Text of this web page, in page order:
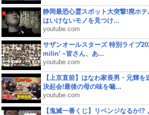
静岡最恐心霊スポット大突撃!廃ホ
はいけないモノを見つけ...
youtube.com
サザンオールスターズ 特別ライブ
milin’ ~皆さん、あ...
youtube.com
【上京直前】はなわ家長男・元輝を
決起会!最後の母の味を噛...
youtube.com
【鬼滅一番くじ】リベンジなるか!?